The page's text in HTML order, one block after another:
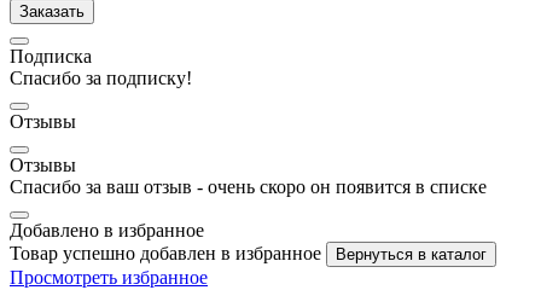
Заказать
Подписка
Спасибо за подписку!
Отзывы
Отзывы
Спасибо за ваш отзыв - очень скоро он появится в списке
Добавлено в избранное
Товар успешно добавлен в избранное
Вернуться в каталог
Просмотреть избранное